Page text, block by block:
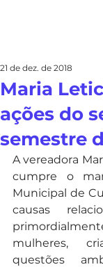
Maria
ações do
semestre
21 de dez. de 2018
A vereadora
cumpre o
Municipal de
causas
mulheres,
questões